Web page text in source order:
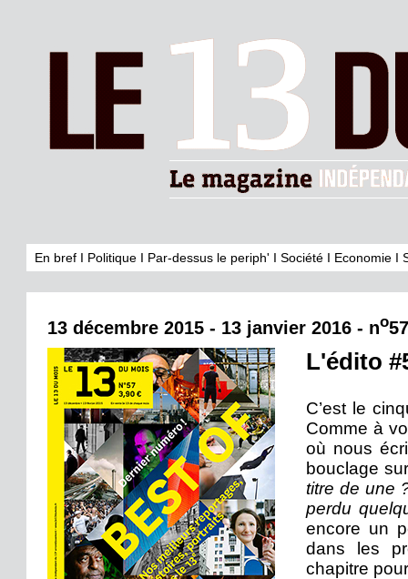
En bref I Politique I Par-dessus le periph' I Société I Economie I
13 décembre 2015 - 13 janvier 2016 - no57
L'édito
C’est le
Comme à
où nous
bouclage
titre de une
perdu
encore un
dans les
chapitre